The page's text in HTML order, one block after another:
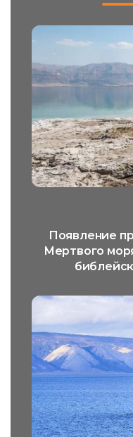
Появление
Мертвого